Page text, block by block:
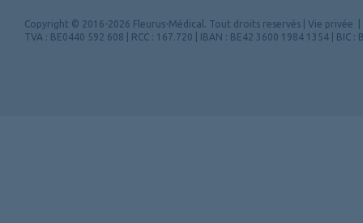
Copyright © 2016-2026 Fleurus-Médical. Tout droits reservés Vie privée
TVA : BE0440 592 608 | RCC : 167.720 | IBAN : BE42 3600 1984 1354 | BIC :